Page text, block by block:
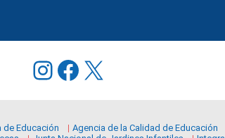
Instagram
Facebook
X
de Educación Agencia de la Calidad de Educación